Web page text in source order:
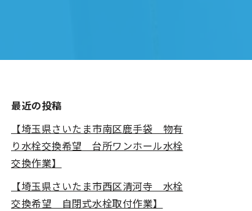
最近の投稿
【埼玉県さいたま市南区鹿手袋 物有
り水栓交換希望 台所ワンホール水栓
交換作業】
【埼玉県さいたま市西区清河寺 水栓
交換希望 自閉式水栓取付作業】